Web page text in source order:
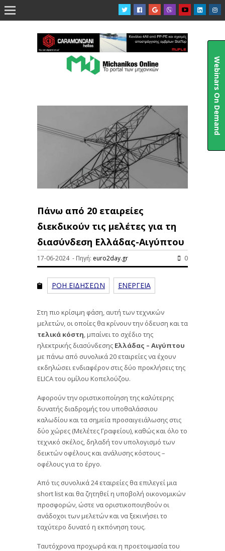

Πάνω από 20 εταιρείες
διεκδικούν τις μελέτες για τη
διασύνδεση Ελλάδας-Αιγύπτου
17-06-2024 - Πηγή: euro2day.gr 0
ΡΟΗ ΕΙΔΗΣΕΩΝ ΕΝΕΡΓΕΙΑ
Στη πιο κρίσιμη φάση, αυτή των τεχνικών
μελετών, οι οποίες θα κρίνουν την όδευση και τα
τελικά κόστη, μπαίνει το σχέδιο της
ηλεκτρικής διασύνδεσης Ελλάδας – Αιγύπτου
με πάνω από συνολικά 20 εταιρείες να έχουν
εκδηλώσει ενδιαφέρον στις δύο προκλήσεις της
ELICA του ομίλου Κοπελούζου.
Αφορούν την οριστικοποίηση της καλύτερης
δυνατής διαδρομής του υποθαλάσσιου
καλωδίου και τα σημεία προσαιγειάλωσης στις
δύο χώρες (Μελέτες Γραφείου), καθώς και όλο το
τεχνικό σκέλος, δηλαδή τον υπολογισμό των
δεικτών οφέλους και ανάλυσης κόστους –
οφέλους για το έργο.
Από τις συνολικά 24 εταιρείες θα επιλεγεί μια
short list και θα ζητηθεί η υποβολή οικονομικών
προσφορών, ώστε να οριστικοποιηθούν οι
ανάδοχοι των μελετών και να ξεκινήσει το
ταχύτερο δυνατό η εκπόνηση τους.
Ταυτόχρονα προχωρά και η προετοιμασία του
Webinars On Demand